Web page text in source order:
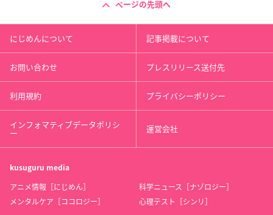
ページの先頭へ
にじめんについて 記事掲載について
お問い合わせ プレスリリース送付先
利用規約 プライバシーポリシー
インフォマティブデータポリシ
ー 運営会社
kusuguru media
アニメ情報［にじめん］
科学ニュース［ナゾロジー］
メンタルケア［ココロジー］
心理テスト［シンリ］